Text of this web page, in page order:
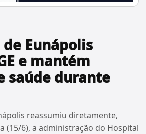
Eunápolis
e mantém
saúde durante
reassumiu diretamente,
(15/6), a administração do Hospital